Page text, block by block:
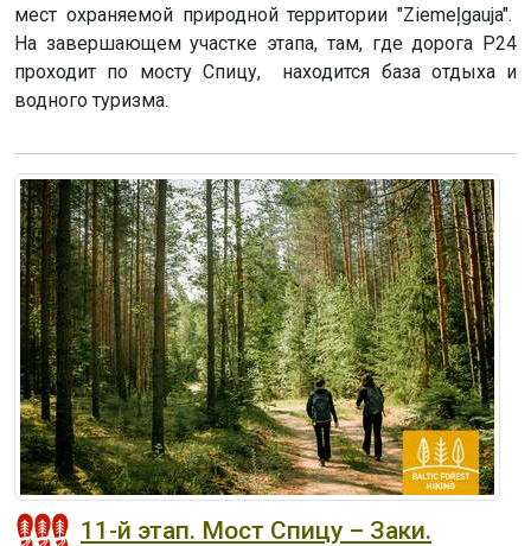
мест охраняемой природной территории "Ziemeļgauja".
На завершающем участке этапа, там, где дорога P24
проходит по мосту Спицу, находится база отдыха и
водного туризма.
11-й этап. Мост Спицу – Заки.